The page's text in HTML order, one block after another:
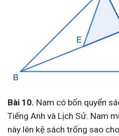
Bài 10. Nam có bốn quyển
Tiếng Anh và Lịch Sử. Nam
này lên kệ sách trống sao